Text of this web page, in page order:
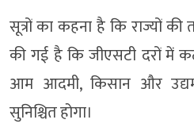
सूत्रों का कहना है कि राज्यों
की गई है कि जीएसटी दरों में
आम आदमी, किसान और
सुनिश्चित होगा।